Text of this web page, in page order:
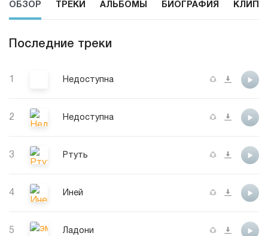
ОБЗОР ТРЕКИ АЛЬБОМЫ БИОГРАФИЯ КЛИПЫ
Последние треки
Недоступна
2 Недоступна
3 Ртуть
4 Иней
5 Ладони